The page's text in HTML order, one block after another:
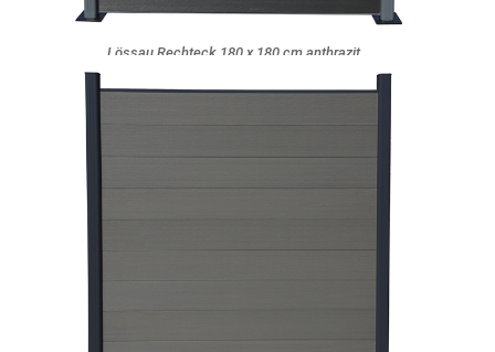
Lössau Rechteck 180 x 180 cm anthrazit